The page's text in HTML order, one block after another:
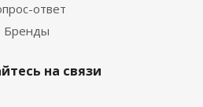
ответ
Бренды
на связи